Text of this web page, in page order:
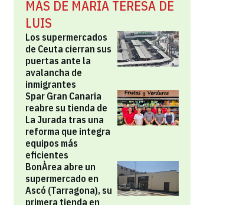
MÁS DE MARÍA TERESA DE
LUIS
Los supermercados
de Ceuta cierran sus
puertas ante la
avalancha de
inmigrantes
Spar Gran Canaria
reabre su tienda de
La Jurada tras una
reforma que integra
equipos más
eficientes
BonÀrea abre un
supermercado en
Ascó (Tarragona), su
primera tienda en